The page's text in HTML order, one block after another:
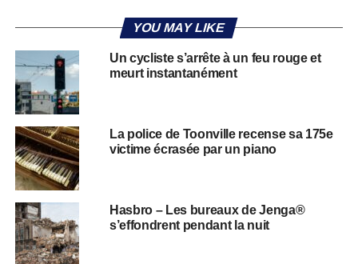
YOU MAY LIKE
Un cycliste s’arrête à un feu rouge et
meurt instantanément
La police de Toonville recense sa 175e
victime écrasée par un piano
Hasbro – Les bureaux de Jenga®
s’effondrent pendant la nuit